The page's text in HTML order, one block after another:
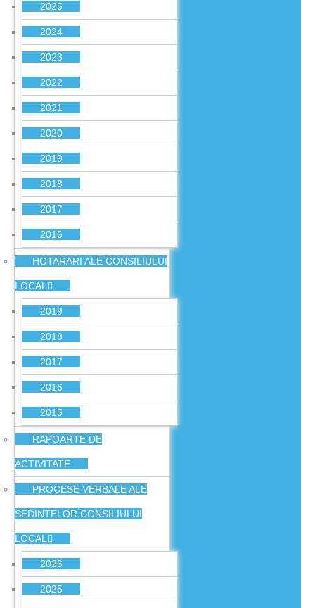
2025
2024
2023
2022
2021
2020
2019
2018
2017
2016
HOTARARI ALE CONSILIULUI
LOCAL
2019
2018
2017
2016
2015
RAPOARTE DE
ACTIVITATE
PROCESE VERBALE ALE
SEDINTELOR CONSILIULUI
LOCAL
2026
2025